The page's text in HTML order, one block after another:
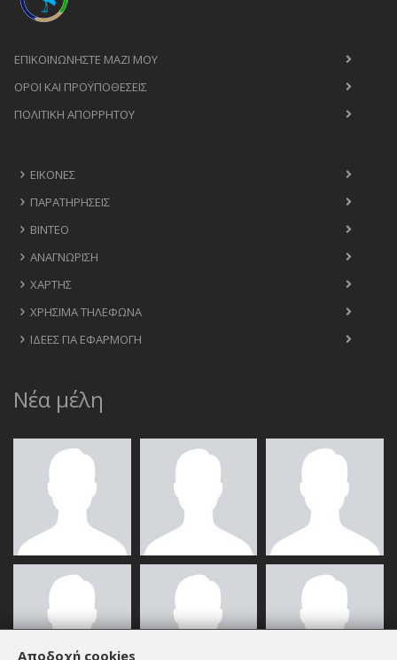
ΕΠΙΚΟΙΝΩΝΉΣΤΕ ΜΑΖΊ ΜΟΥ
ΟΡΟΙ ΚΑΙ ΠΡΟΫΠΟΘΈΣΕΙΣ
ΠΟΛΙΤΙΚΉ ΑΠΟΡΡΉΤΟΥ
ΕΙΚΌΝΕΣ
ΠΑΡΑΤΗΡΉΣΕΙΣ
ΒΊΝΤΕΟ
ΑΝΑΓΝΏΡΙΣΗ
ΧΆΡΤΗΣ
ΧΡΉΣΙΜΑ ΤΗΛΈΦΩΝΑ
ΙΔΈΕΣ ΓΙΑ ΕΦΑΡΜΟΓΉ
Νέα μέλη
Αποδοχή cookies